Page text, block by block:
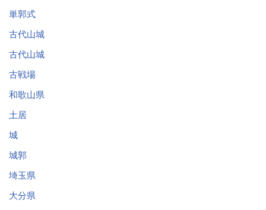
単郭式
古代山城
古代山城
古戦場
和歌山県
土居
城
城郭
埼玉県
大分県